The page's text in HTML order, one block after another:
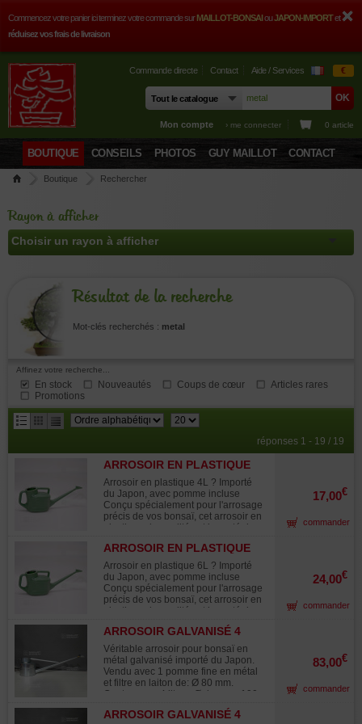
Commencez votre panier ici terminez votre commande surMAILLOT-BONSAIouJAPON-IMPORTet
réduisez vos frais de livraison
Commande directe Contact Aide / Services €
Mon compte › me connecter 0 article
BOUTIQUE CONSEILS PHOTOS GUY MAILLOT CONTACT
Boutique Rechercher
Rayon à afficher
Résultat de la recherche
Mot-clés recherchés : metal
Affinez votre recherche...
En stock Nouveautés Coups de cœur
Articles rares
Promotions
page
réponses 1 - 19 / 19
ARROSOIR EN PLASTIQUE
VERT CONTENANCE 4
LITRES
Arrosoir en plastique 4L ? Importé
du Japon, avec pomme incluse
Conçu spécialement pour l'arrosage
précis de vos bonsaï, cet arrosoir en
plastique de qualité est importé du
efficacité pour un usage quotidien
optimal. Caractéristiques techniques
: Contenance : 4 litres Dimensions
de la cuve : 210 × 150 × 140 mm
Hauteur totale (avec poignée) : 190
mm Longueur du bec (sans la
330 g Diamètre de l'embouchure
de la pomme : 70 × 60 mm
Matériaux : plastique résistant,
diffuseur en métal Les avantages de
ce modèle : ? Prise en main
solide ? Jet fin et régulier idéal pour
ne pas abîmer le substrat ? Excellent
17,00€
commander
ARROSOIR EN PLASTIQUE
VERT CONTENANCE 6
LITRES
Arrosoir en plastique 6L ? Importé
du Japon, avec pomme incluse
Conçu spécialement pour l'arrosage
précis de vos bonsaï, cet arrosoir en
plastique de qualité est importé du
Japon. Il allie légèreté, praticité et
efficacité pour un usage quotidien
optimal. Caractéristiques techniques
: Contenance : 6 litres Dimensions
de la cuve : 240*180*160 mm
Hauteur totale (avec poignée) : 240
mm. Longueur du bec (sans la
430 g Diamètre de l'embouchure
24,00€
commander
ARROSOIR GALVANISÉ 4
LITRES
Véritable arrosoir pour bonsaï en
métal galvanisé importé du Japon.
Vendu avec 1 pomme fine en métal
et filtre en laiton de: Ø 80 mm.
Contenance 4 litres. Ø de cuve 190
mm hauteur totale 210 mm avec sa
réhausse et son filtre tamis de
83,00€
commander
ARROSOIR GALVANISÉ 4